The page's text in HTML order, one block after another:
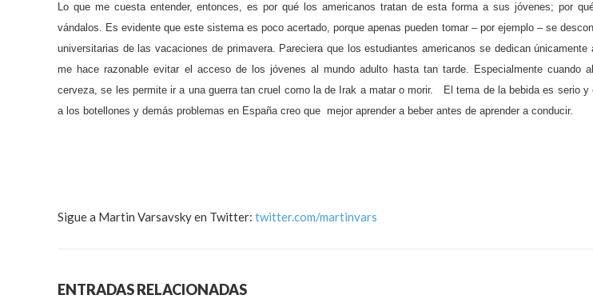
Lo que me cuesta entender, entonces, es por qué los americanos tratan de esta forma a sus jóvenes; por
vándalos. Es evidente que este sistema es poco acertado, porque apenas pueden tomar – por ejemplo – se
universitarias de las vacaciones de primavera. Pareciera que los estudiantes americanos se dedican
me hace razonable evitar el acceso de los jóvenes al mundo adulto hasta tan tarde. Especialmente cuando
cerveza, se les permite ir a una guerra tan cruel como la de Irak a matar o morir. El tema de la bebida es serio
a los botellones y demás problemas en España creo que mejor aprender a beber antes de aprender a conducir.
Sigue a Martin Varsavsky en Twitter: twitter.com/martinvars
ENTRADAS RELACIONADAS